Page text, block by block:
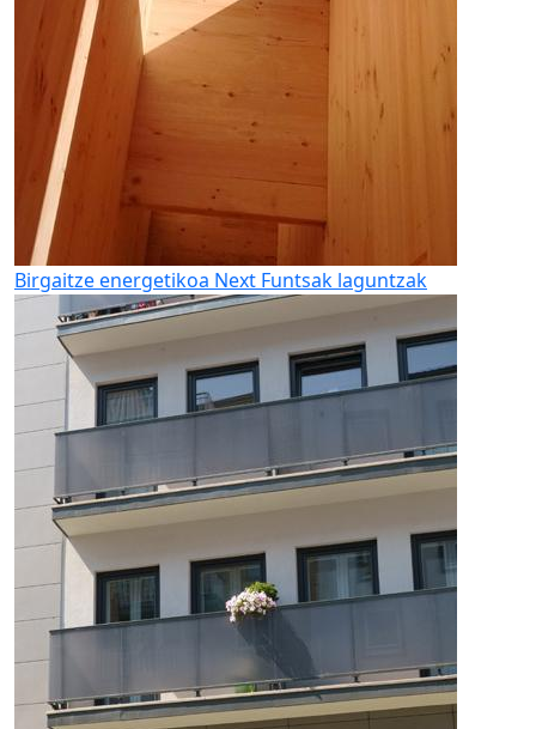
Birgaitze energetikoa Next Funtsak laguntzak